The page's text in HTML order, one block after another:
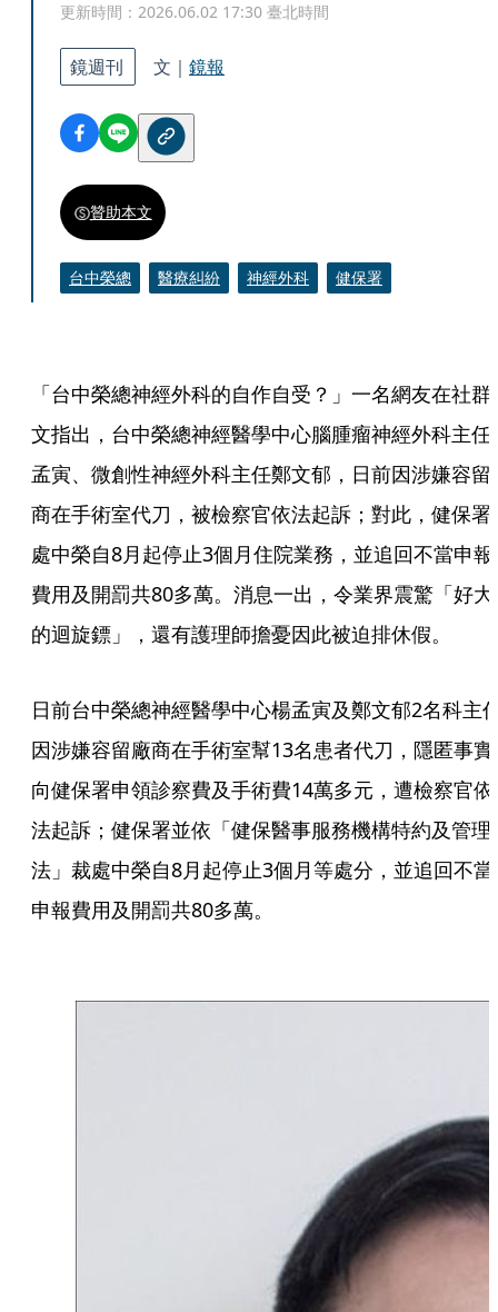
更新時間： 2026.06.02 17:30 臺北時間
鏡週刊 文｜ 鏡報
贊助本文
台中榮總 醫療糾紛 神經外科 健保署
「台中榮總神經外科的自作自受？」一名網友在社群
文指出，台中榮總神經醫學中心腦腫瘤神經外科主任
孟寅、微創性神經外科主任鄭文郁，日前因涉嫌容留
商在手術室代刀，被檢察官依法起訴；對此，健保署
處中榮自8月起停止3個月住院業務，並追回不當申報
費用及開罰共80多萬。消息一出，令業界震驚「好大
的迴旋鏢」，還有護理師擔憂因此被迫排休假。
日前台中榮總神經醫學中心楊孟寅及鄭文郁2名科主
因涉嫌容留廠商在手術室幫13名患者代刀，隱匿事實
向健保署申領診察費及手術費14萬多元，遭檢察官依
法起訴；健保署並依「健保醫事服務機構特約及管理
法」裁處中榮自8月起停止3個月等處分，並追回不當
申報費用及開罰共80多萬。